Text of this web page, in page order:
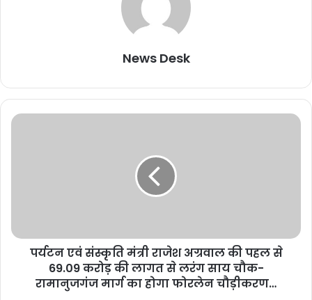
News Desk
पर्यटन एवं संस्कृति मंत्री राजेश अग्रवाल की पहल से
69.09 करोड़ की लागत से लरंग साय चौक-
रामानुजगंज मार्ग का होगा फोरलेन चौड़ीकरण…